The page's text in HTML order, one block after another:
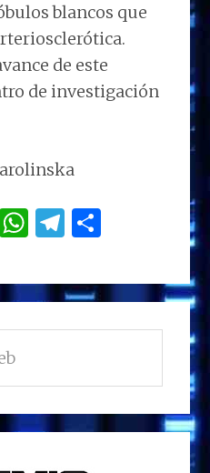
blancos que
de este
de investigación
Li W
at
s
A
p
T
e
g
ra
m
p
ar
r